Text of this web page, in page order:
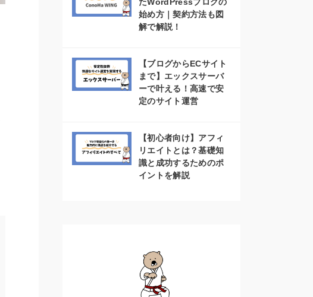
始め方｜契約方法も図
解で解説！
【ブログからECサイト
まで】エックスサーバ
ーで叶える！高速で安
定のサイト運営
【初心者向け】アフィ
リエイトとは？基礎知
識と成功するためのポ
イントを解説